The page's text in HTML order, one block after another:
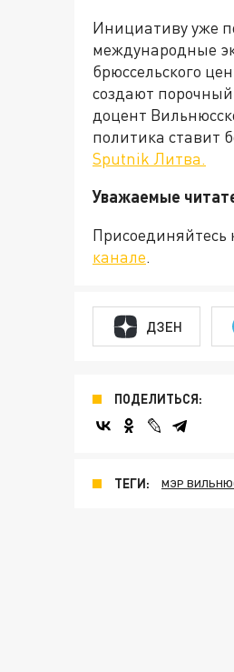
Инициативу уже
международные
брюссельского
создают
доцент
политика ставит
Sputnik Литва.
Уважаемые
Присоединяйтесь
канале.
ДЗЕН
ПОДЕЛИТЬСЯ:
ТЕГИ: МЭР